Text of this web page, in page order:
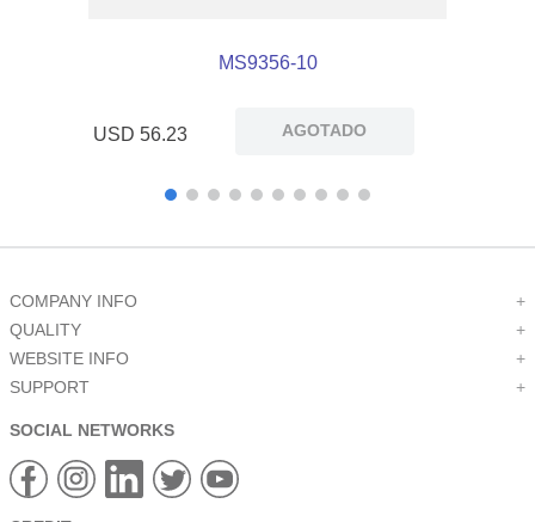
MS9356-10
USD 56.23 AGOTADO
COMPANY INFO
+
QUALITY
+
WEBSITE INFO
+
SUPPORT
+
SOCIAL NETWORKS